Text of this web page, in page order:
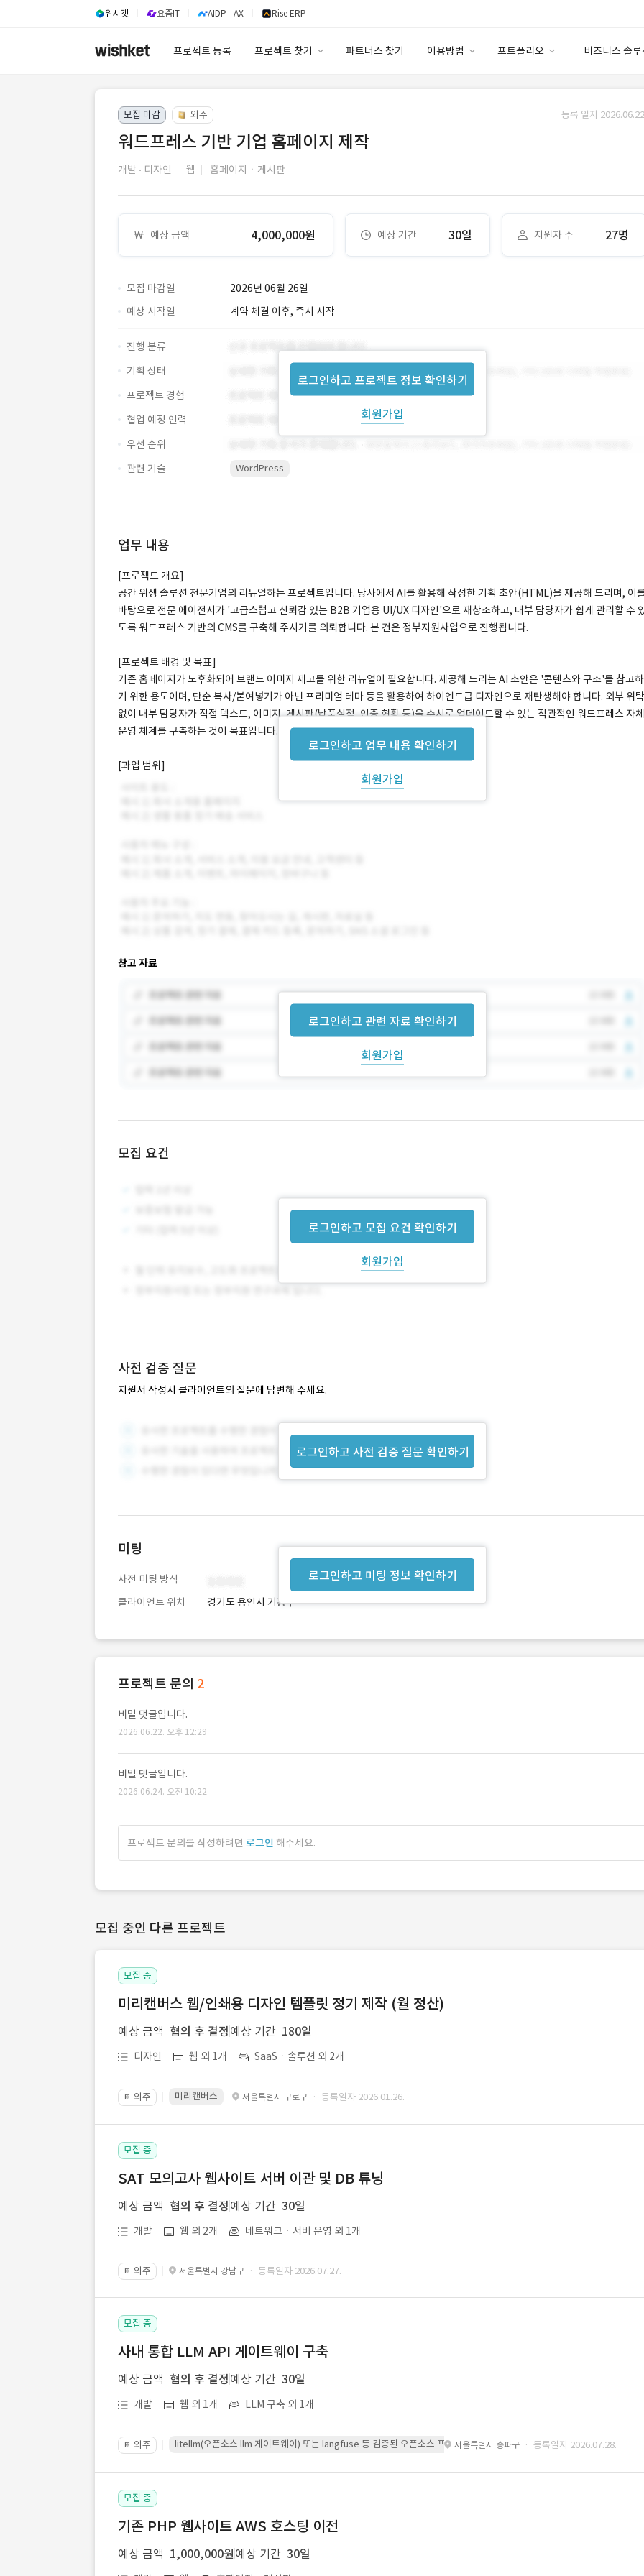
위시켓 요즘IT AIDP - AX Rise ERP
프로젝트 등록 프로젝트 찾기 파트너스 찾기 이용방법 포트폴리오 비즈니스 솔
안심 코드 케어
모집 마감 외주 등록 일자
워드프레스 기반 기업 홈페이지 제작
개발 디자인 웹 홈페이지ㆍ게시판
예상 금액 4,000,000원 예상 기간 30일 지원자 수 27명
모집 마감일 2026년 06월 26일
로그인하고 프로젝트 정보 확인하기
회원가입
예상 시작일 계약 체결 이후, 즉시 시작
진행 분류
기획 상태
프로젝트 경험
협업 예정 인력
우선 순위
관련 기술
WordPress
업무 내용
로그인하고 업무 내용 확인하기
회원가입
[프로젝트 개요]
공간 위생 솔루션 전문기업의 리뉴얼하는 프로젝트입니다. 당사에서 AI를 활용해 작성한 기획 초안(HTML)을 제공해 드리며, 이
바탕으로 전문 에이전시가 '고급스럽고 신뢰감 있는 B2B 기업용 UI/UX 디자인'으로 재창조하고, 내부 담당자가 쉽게 관리할 수
도록 워드프레스 기반의 CMS를 구축해 주시기를 의뢰합니다. 본 건은 정부지원사업으로 진행됩니다.
[프로젝트 배경 및 목표]
기존 홈페이지가 노후화되어 브랜드 이미지 제고를 위한 리뉴얼이 필요합니다. 제공해 드리는 AI 초안은 '콘텐츠와 구조'를 참고하
기 위한 용도이며, 단순 복사/붙여넣기가 아닌 프리미엄 테마 등을 활용하여 하이엔드급 디자인으로 재탄생해야 합니다. 외부 위탁
없이 내부 담당자가 직접 텍스트, 이미지, 게시판(납품실적, 인증 현황 등)을 수시로 업데이트할 수 있는 직관적인 워드프레스 자체
운영 체계를 구축하는 것이 목표입니다.
[과업 범위]
참고 자료
로그인하고 관련 자료 확인하기
회원가입
모집 요건
로그인하고 모집 요건 확인하기
회원가입
사전 검증 질문
지원서 작성시 클라이언트의 질문에 답변해 주세요.
로그인하고 사전 검증 질문 확인하기
로그인하고 미팅 정보 확인하기
미팅
사전 미팅 방식
클라이언트 위치
경기도 용인시 기흥구
프로젝트 문의 2
비밀 댓글입니다.
2026.06.22. 오후 12:29
비밀 댓글입니다.
2026.06.24. 오전 10:22
프로젝트 문의를 작성하려면 로그인 해주세요.
모집 중인 다른 프로젝트
모집 중
미리캔버스 웹/인쇄용 디자인 템플릿 정기 제작 (월 정산)
예상 금액 협의 후 결정 예상 기간 180일
디자인 웹 외 1개 SaaSㆍ솔루션 외 2개
📔 외주 미리캔버스 서울특별시 구로구 · 등록일자 2026.01.26.
모집 중
SAT 모의고사 웹사이트 서버 이관 및 DB 튜닝
예상 금액 협의 후 결정 예상 기간 30일
개발 웹 외 2개 네트워크ㆍ서버 운영 외 1개
📔 외주 서울특별시 강남구 · 등록일자 2026.07.27.
모집 중
사내 통합 LLM API 게이트웨이 구축
예상 금액 협의 후 결정 예상 기간 30일
개발 웹 외 1개 LLM 구축 외 1개
📔 외주 litellm(오픈소스 llm 게이트웨이) 또는 langfuse 등 검증된 오픈소스 프레임워크를 기반으로 시스템을 구축
서울특별시 송파구 · 등록일자 2026.07.28.
모집 중
기존 PHP 웹사이트 AWS 호스팅 이전
예상 금액 1,000,000원 예상 기간 30일